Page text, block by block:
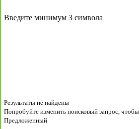
Введите минимум 3 символа
Результаты не найдены
Попробуйте изменить поисковый запрос,
Предложенный